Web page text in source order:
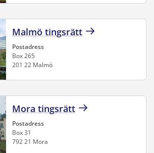
Malmö tingsrätt
Postadress
Box 265
201 22 Malmö
Mora tingsrätt
Postadress
Box 31
792 21 Mora